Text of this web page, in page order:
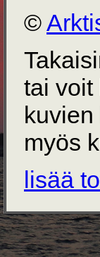
©
tai voit
myös
lisää